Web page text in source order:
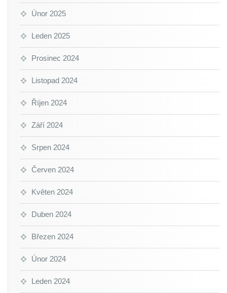
Únor 2025
Leden 2025
Prosinec 2024
Listopad 2024
Říjen 2024
Září 2024
Srpen 2024
Červen 2024
Květen 2024
Duben 2024
Březen 2024
Únor 2024
Leden 2024